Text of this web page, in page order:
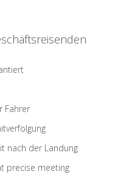
Fahrer
nach der Landung
precise meeting